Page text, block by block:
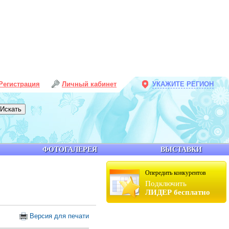
Опередить конкурентов
Подключить
ЛИДЕР бесплатно
Версия для печати
ФОТОГАЛЕРЕЯ ВЫСТАВКИ
Личный кабинет
Регистрация УКАЖИТЕ РЕГИОН